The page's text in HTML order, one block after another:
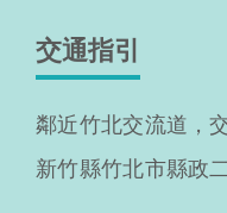
交通指引
鄰近竹北交流道，
新竹縣竹北市縣政